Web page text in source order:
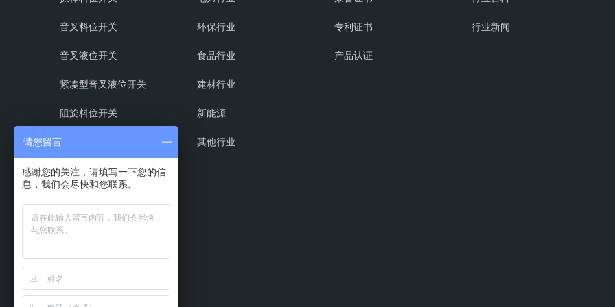
音叉料位开关
音叉液位开关
紧凑型音叉液位开关
阻旋料位开关
射频导纳料位开关
磁翻板液位计
浮球液位计
振动式物位开关
环保行业
食品行业
建材行业
新能源
其他行业
专利证书
产品认证
行业新闻
请您留言
感谢您的关注，请填写一下您的信
息，我们会尽快和您联系。